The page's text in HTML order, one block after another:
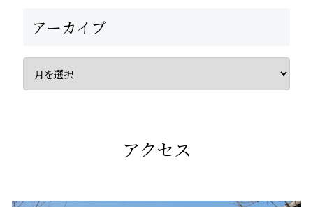
アーカイブ
アクセス